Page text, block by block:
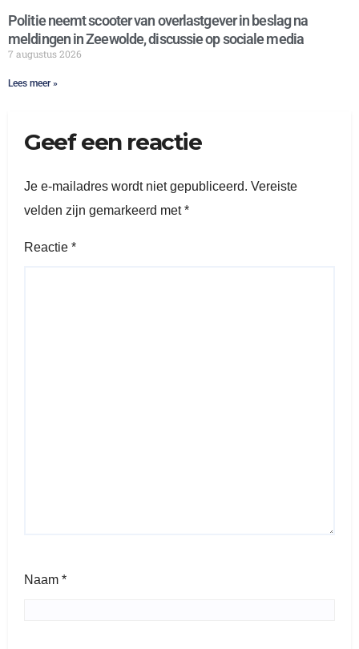
Politie neemt scooter van overlastgever in beslag na
meldingen in Zeewolde, discussie op sociale media
7 augustus 2026
Lees meer »
Geef een reactie
Je e-mailadres wordt niet gepubliceerd. Vereiste
velden zijn gemarkeerd met*
Reactie *
Naam *